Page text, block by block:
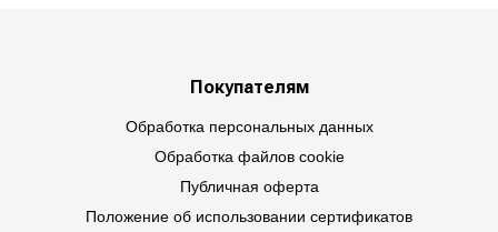
Покупателям
Обработка персональных данных
Обработка файлов cookie
Публичная оферта
Положение об использовании сертификатов